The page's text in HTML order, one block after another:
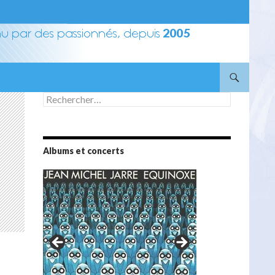
Rechercher :
Albums et concerts